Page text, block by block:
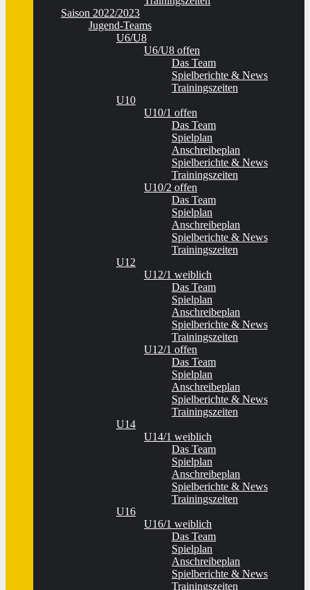
Saison 2022/2023
Jugend-Teams
U6/U8
U6/U8 offen
Das Team
Spielberichte & News
Trainingszeiten
U10
U10/1 offen
Das Team
Spielplan
Anschreibeplan
Spielberichte & News
Trainingszeiten
U10/2 offen
Das Team
Spielplan
Anschreibeplan
Spielberichte & News
Trainingszeiten
U12
U12/1 weiblich
Das Team
Spielplan
Anschreibeplan
Spielberichte & News
Trainingszeiten
U12/1 offen
Das Team
Spielplan
Anschreibeplan
Spielberichte & News
Trainingszeiten
U14
U14/1 weiblich
Das Team
Spielplan
Anschreibeplan
Spielberichte & News
Trainingszeiten
U16
U16/1 weiblich
Das Team
Spielplan
Anschreibeplan
Spielberichte & News
Trainingszeiten